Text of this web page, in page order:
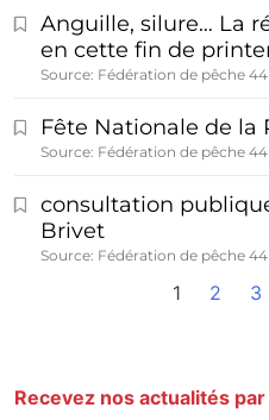
Anguille, silure… La
en cette fin de
Source: Fédération de pêche 44
Fête Nationale de la
Source: Fédération de pêche 44
consultation
Brivet
Source: Fédération de pêche 44
1 2 3
Recevez nos actualités